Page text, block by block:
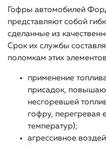
Гофры автомобилей
представляют собой
сделанные из
Срок их службы
поломкам этих
применение
присадок,
несгоревшей
гофру, перегревая
температур);
агрессивное